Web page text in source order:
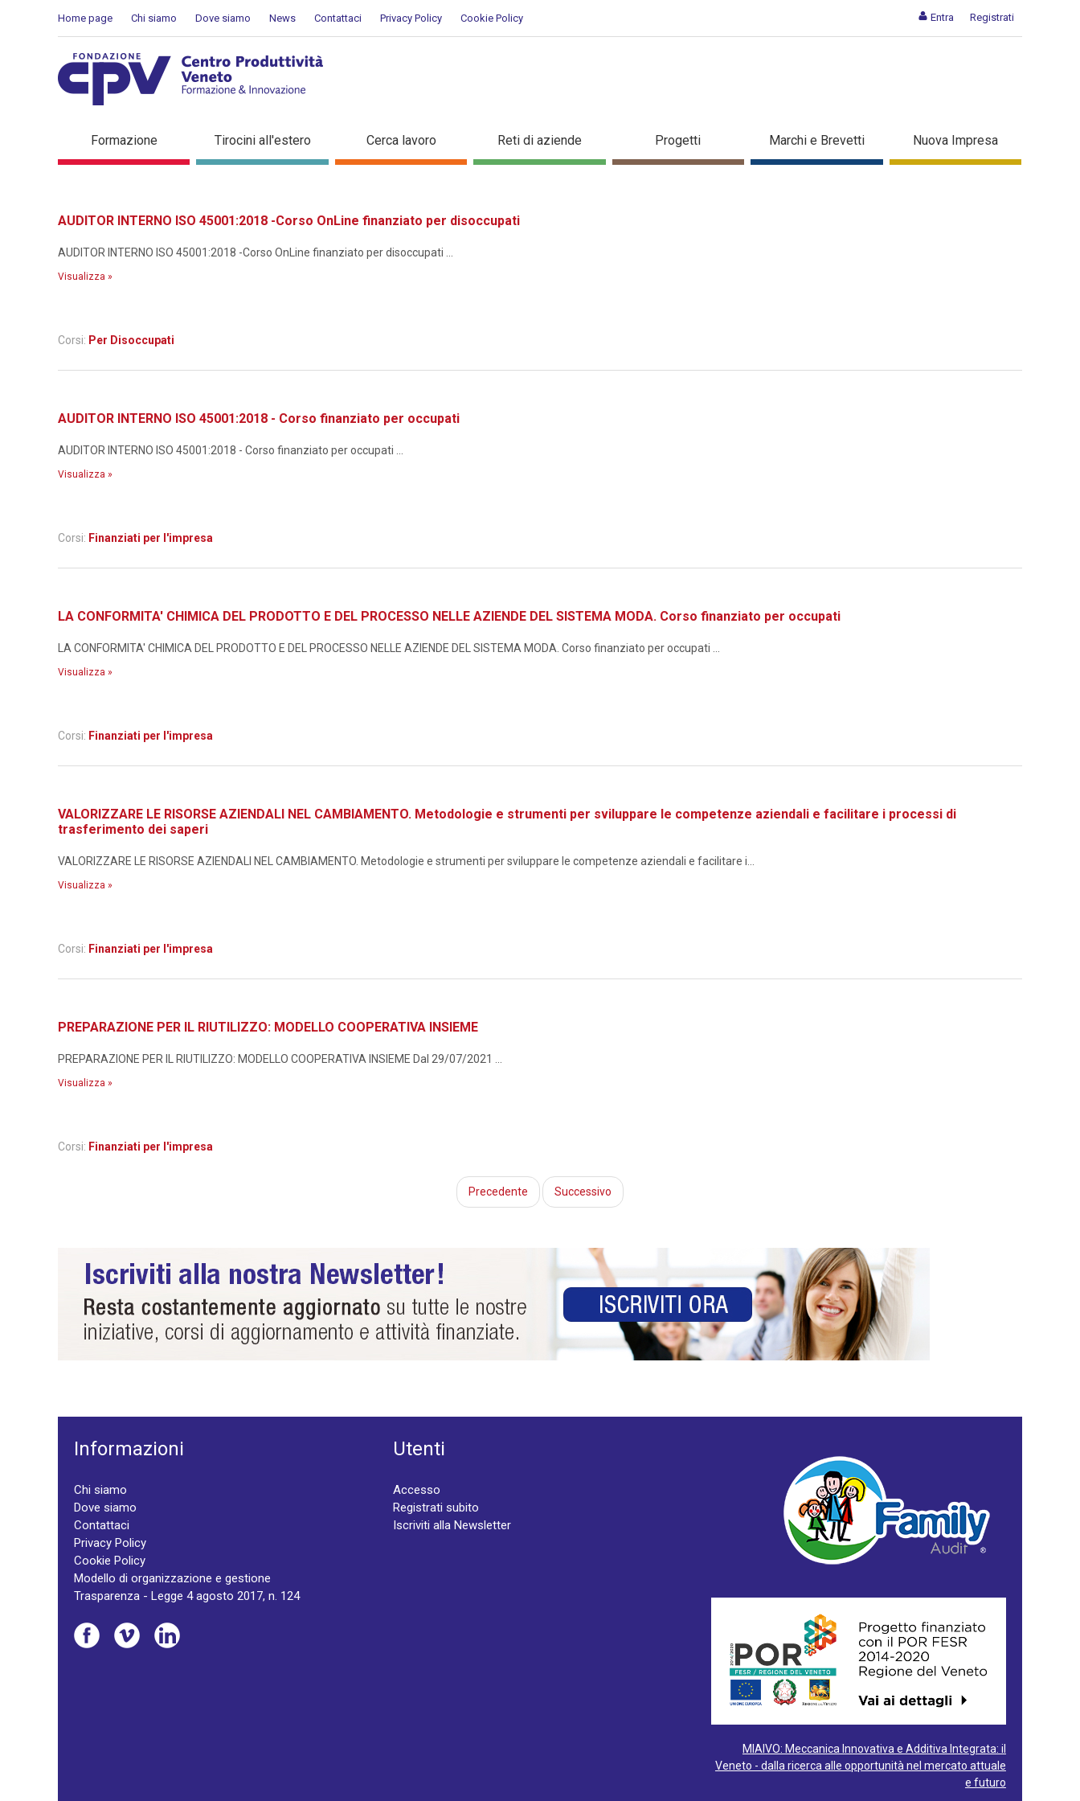
Entra Registrati
Home page Chi siamo Dove siamo News Contattaci Privacy Policy Cookie Policy
Dettaglio corso di formazione
Formazione Tirocini all'estero Cerca lavoro Reti di aziende Progetti Marchi e Brevetti Nuova Impresa
AUDITOR INTERNO ISO 45001:2018 -Corso OnLine finanziato per disoccupati
AUDITOR INTERNO ISO 45001:2018 -Corso OnLine finanziato per disoccupati ...
Visualizza »
Corsi: Per Disoccupati
AUDITOR INTERNO ISO 45001:2018 - Corso finanziato per occupati
AUDITOR INTERNO ISO 45001:2018 - Corso finanziato per occupati ...
Visualizza »
Corsi: Finanziati per l'impresa
LA CONFORMITA' CHIMICA DEL PRODOTTO E DEL PROCESSO NELLE AZIENDE DEL SISTEMA MODA. Corso finanziato per occupati
LA CONFORMITA' CHIMICA DEL PRODOTTO E DEL PROCESSO NELLE AZIENDE DEL SISTEMA MODA. Corso finanziato per occupati ...
Visualizza »
Corsi: Finanziati per l'impresa
VALORIZZARE LE RISORSE AZIENDALI NEL CAMBIAMENTO. Metodologie e strumenti per sviluppare le competenze aziendali e facilitare i processi di
trasferimento dei saperi
VALORIZZARE LE RISORSE AZIENDALI NEL CAMBIAMENTO. Metodologie e strumenti per sviluppare le competenze aziendali e facilitare i...
Visualizza »
Corsi: Finanziati per l'impresa
PREPARAZIONE PER IL RIUTILIZZO: MODELLO COOPERATIVA INSIEME
PREPARAZIONE PER IL RIUTILIZZO: MODELLO COOPERATIVA INSIEME Dal 29/07/2021 ...
Visualizza »
Corsi: Finanziati per l'impresa
Precedente Successivo
Informazioni
Chi siamo
Dove siamo
Contattaci
Privacy Policy
Cookie Policy
Modello di organizzazione e gestione
Trasparenza - Legge 4 agosto 2017, n. 124
Utenti
Accesso
Registrati subito
Iscriviti alla Newsletter
MIAIVO: Meccanica Innovativa e Additiva Integrata: il
Veneto - dalla ricerca alle opportunità nel mercato attuale
e futuro